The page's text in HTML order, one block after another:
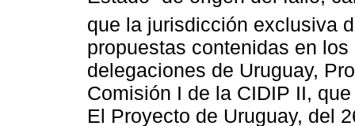
que la jurisdicción exclusiva
propuestas contenidas en
delegaciones de Uruguay,
Comisión I de la CIDIP II,
El Proyecto de Uruguay, del